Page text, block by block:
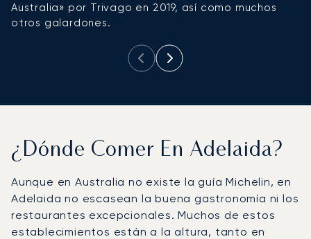
Australia» por Trivago en 2019, así como muchos
otros galardones.
¿Dónde Comer En Adelaida?
Aunque en Australia no existe la guía Michelin, en
Adelaida no escasean la buena gastronomía ni los
restaurantes excepcionales. Muchos de estos
establecimientos están a la altura, tanto en